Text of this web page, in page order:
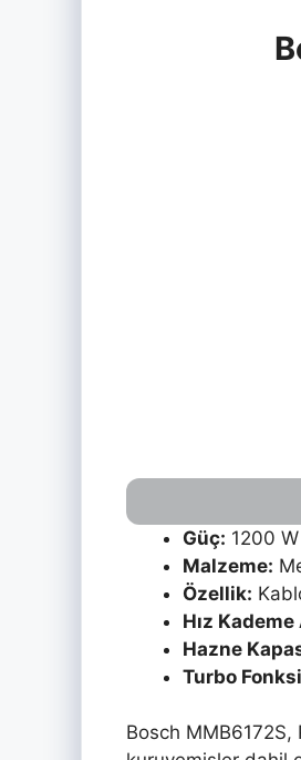
Güç: 1200 W
Malzeme:
Özellik:
Hız Kademe
Hazne
Turbo
Bosch